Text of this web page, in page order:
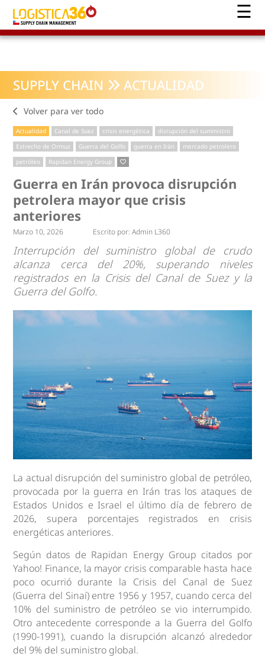
SUPPLY CHAIN ACTUALIDAD
Volver para ver todo
Actualidad Canal de Suez crisis energética
disrupción del suministro
Estrecho de Ormuz
Guerra del Golfo guerra en Irán
mercado petrolero
petróleo
Rapidan Energy Group
Guerra en Irán provoca disrupción
petrolera mayor que crisis
anteriores
Marzo 10, 2026 Escrito por: Admin L360
Interrupción del suministro global de crudo
alcanza cerca del 20%, superando niveles
registrados en la Crisis del Canal de Suez y la
Guerra del Golfo.
La actual disrupción del suministro global de petróleo,
provocada por la guerra en Irán tras los ataques de
Estados Unidos e Israel el último día de febrero de
2026, supera porcentajes registrados en crisis
energéticas anteriores.
Según datos de Rapidan Energy Group citados por
Yahoo! Finance, la mayor crisis comparable hasta hace
poco ocurrió durante la Crisis del Canal de Suez
(Guerra del Sinaí) entre 1956 y 1957, cuando cerca del
10% del suministro de petróleo se vio interrumpido.
Otro antecedente corresponde a la Guerra del Golfo
(1990-1991), cuando la disrupción alcanzó alrededor
del 9% del suministro global.